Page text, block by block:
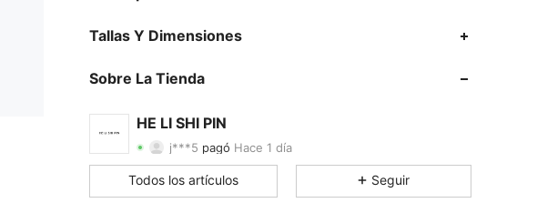
Tallas Y Dimensiones
Sobre La Tienda
HE LI SHI PIN
4.80
4.80
j***5 pagó Hace 1 día
1***2 seguidoHace 1 día
4.80 656 269
Todos los artículos Seguir